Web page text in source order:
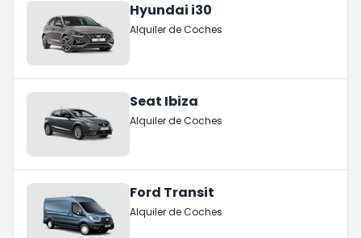
Hyundai i30
Alquiler de Coches
Seat Ibiza
Alquiler de Coches
Ford Transit
Alquiler de Coches